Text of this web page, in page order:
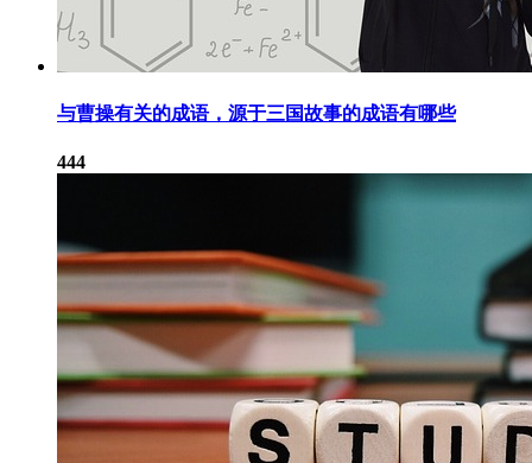
与曹操有关的成语，源于三国故事的成语有哪些
444